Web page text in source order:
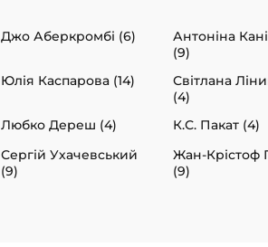
Джо Аберкромбі (6)
Антоніна
(9)
Юлія Каспарова (14)
Світлана
(4)
Любко Дереш (4) К.С. Пакат (4)
Сергій Ухачевський
(9)
Жан-Крістоф
(9)